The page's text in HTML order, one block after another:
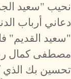
نحيب "سعيد
دعاني أرباب
"سعيد القديم"
مصطفى كمال
تحسين بك الذي